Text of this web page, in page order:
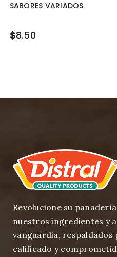
SABORES VARIADOS
$8.50
Revolucione su
nuestros ingredientes y
vanguardia,
calificado y